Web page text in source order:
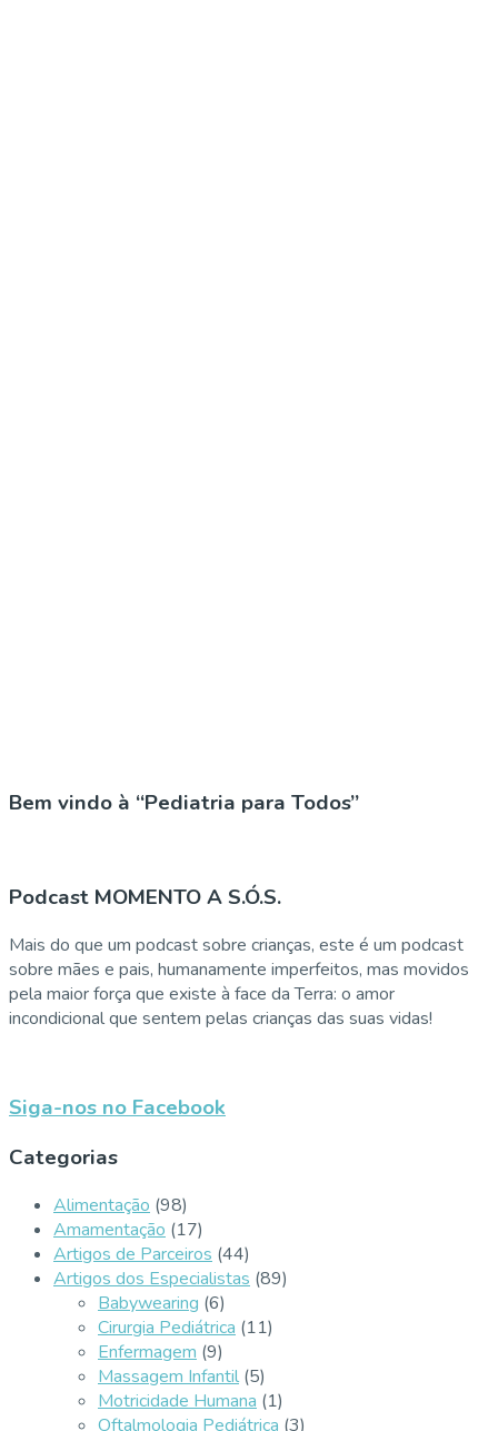
Bem vindo à “Pediatria para Todos”
Podcast MOMENTO A S.Ó.S.
Mais do que um podcast sobre crianças, este é um podcast
sobre mães e pais, humanamente imperfeitos, mas movidos
pela maior força que existe à face da Terra: o amor
incondicional que sentem pelas crianças das suas vidas!
Siga-nos no Facebook
Categorias
Alimentação (98)
Amamentação (17)
Artigos de Parceiros (44)
Artigos dos Especialistas (89)
Babywearing (6)
Cirurgia Pediátrica (11)
Enfermagem (9)
Massagem Infantil (5)
Motricidade Humana (1)
Oftalmologia Pediátrica (3)